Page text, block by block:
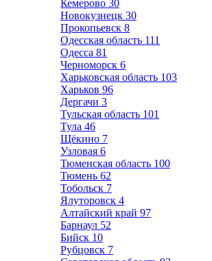
Кемерово 30
Новокузнецк 30
Прокопьевск 8
Одесская область 111
Одесса 81
Черноморск 6
Харьковская область 103
Харьков 96
Дергачи 3
Тульская область 101
Тула 46
Щёкино 7
Узловая 6
Тюменская область 100
Тюмень 62
Тобольск 7
Ялуторовск 4
Алтайский край 97
Барнаул 52
Бийск 10
Рубцовск 7